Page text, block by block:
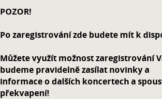
POZOR!
Po zaregistrování zde budete mít k
Můžete využít možnost zaregistrování
budeme pravidelně zasílat novinky a
informace o dalších koncertech a
překvapení!